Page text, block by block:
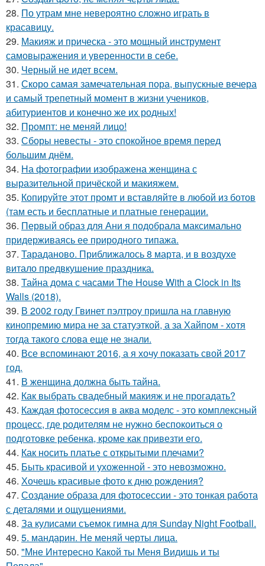
28. По утрам мне невероятно сложно играть в
красавицу.
29. Макияж и прическа - это мощный инструмент
самовыражения и уверенности в себе.
30. Черный не идет всем.
31. Скоро самая замечательная пора, выпускные вечера
и самый трепетный момент в жизни учеников,
абитуриентов и конечно же их родных!
32. Промпт: не меняй лицо!
33. Сборы невесты - это спокойное время перед
большим днём.
34. На фотографии изображена женщина с
выразительной причёской и макияжем.
35. Копируйте этот промт и вставляйте в любой из ботов
(там есть и бесплатные и платные генерации.
36. Первый образ для Ани я подобрала максимально
придерживаясь ее природного типажа.
37. Тараданово. Приближалось 8 марта, и в воздухе
витало предвкушение праздника.
38. Тайна дома с часами The House With a Clock in Its
Walls (2018).
39. В 2002 году Гвинет пэлтроу пришла на главную
кинопремию мира не за статуэткой, а за Хайпом - хотя
тогда такого слова еще не знали.
40. Все вспоминают 2016, а я хочу показать свой 2017
год.
41. В женщина должна быть тайна.
42. Как выбрать свадебный макияж и не прогадать?
43. Каждая фотосессия в аква моделс - это комплексный
процесс, где родителям не нужно беспокоиться о
подготовке ребенка, кроме как привезти его.
44. Как носить платье с открытыми плечами?
45. Быть красивой и ухоженной - это невозможно.
46. Хочешь красивые фото к дню рождения?
47. Создание образа для фотосессии - это тонкая работа
с деталями и ощущениями.
48. За кулисами съемок гимна для Sunday Night Football.
49. 5. мандарин. Не меняй черты лица.
50. "Мне Интересно Какой ты Меня Видишь и ты